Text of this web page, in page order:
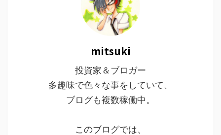
mitsuki
投資家＆ブロガー
多趣味で色々な事をしていて、
ブログも複数稼働中。
このブログでは、